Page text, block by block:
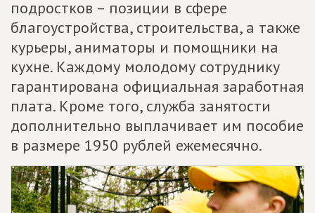
подростков – позиции в сфере
благоустройства, строительства, а также
курьеры, аниматоры и помощники на
кухне. Каждому молодому сотруднику
гарантирована официальная заработная
плата. Кроме того, служба занятости
дополнительно выплачивает им пособие
в размере 1950 рублей ежемесячно.